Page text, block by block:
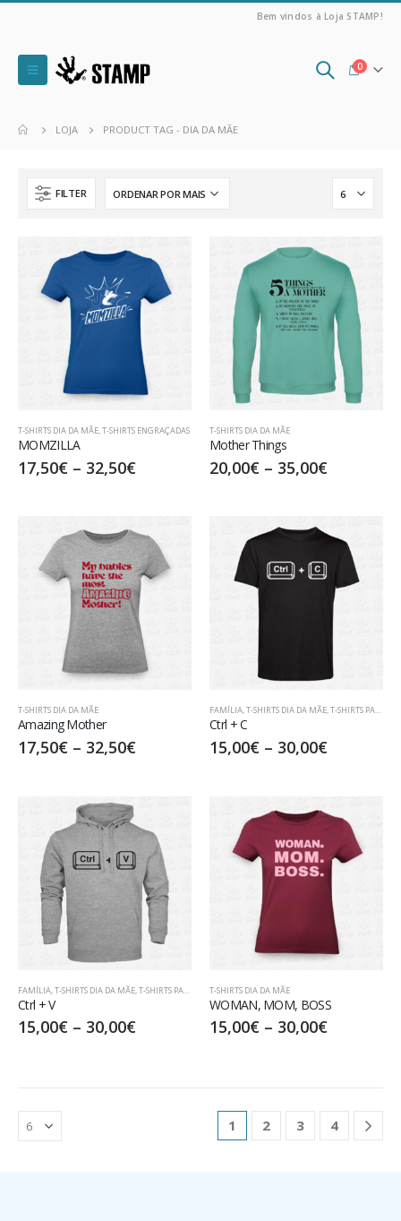
Bem vindos à Loja STAMP!
0
LOJA PRODUCT TAG - DIA DA MÃE
FILTER
T-SHIRTS DIA DA MÃE,T-SHIRTS ENGRAÇADAS
MOMZILLA
17,50€ – 32,50€
T-SHIRTS DIA DA MÃE
Mother Things
20,00€ – 35,00€
T-SHIRTS DIA DA MÃE
Amazing Mother
17,50€ – 32,50€
FAMÍLIA,T-SHIRTS DIA DA MÃE,T-SHIRTS PARA PAIS
Ctrl + C
15,00€ – 30,00€
FAMÍLIA T-SHIRTS DIA DA MÃE T-SHIRTS PARA PAIS
Ctrl + V
15,00€ – 30,00€
T-SHIRTS DIA DA MÃE
WOMAN, MOM, BOSS
15,00€ – 30,00€
1 2 3 4